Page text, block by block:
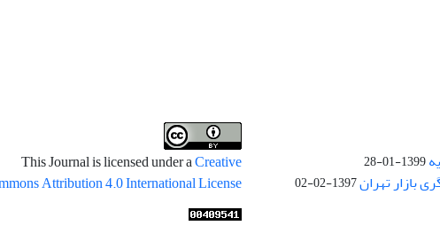
1399-01-28
بازار تهران1397-02-02
This Journal is licensed under aCreative
Attribution 4.0 International License